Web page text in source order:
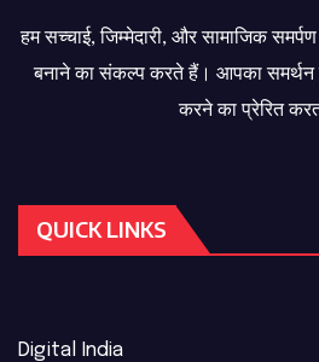
हम सच्चाई, जिम्मेदारी, और सामाजिक
बनाने का संकल्प करते हैं। आपका
करने का प्रेरित
QUICK LINKS
Digital India